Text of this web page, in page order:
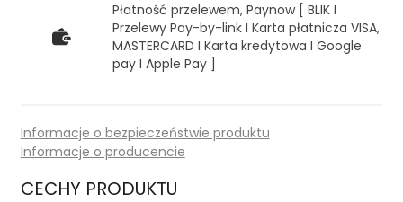
Płatność przelewem, Paynow [ BLIK I
Przelewy Pay-by-link I Karta płatnicza VISA,
MASTERCARD I Karta kredytowa I Google
pay I Apple Pay ]
Informacje o bezpieczeństwie produktu
Informacje o producencie
CECHY PRODUKTU